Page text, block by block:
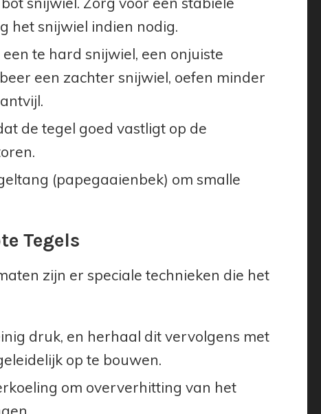
het snijwiel indien nodig.
te hard snijwiel, een onjuiste
een zachter snijwiel, oefen minder
de tegel goed vastligt op de
(papegaaienbek) om smalle
Tegels
zijn er speciale technieken die het
druk, en herhaal dit vervolgens met
op te bouwen.
om oververhitting van het